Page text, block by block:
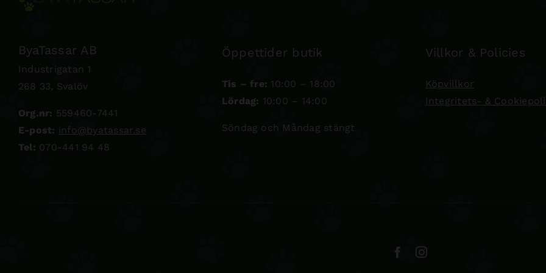
ByaTassar AB
Industrigatan 1
268 33, Svalöv
Org.nr: 559460-7441
E-post: info@byatassar.se
Tel: 070-441 94 48
Öppettider butik
Tis – fre: 10:00 – 18:00
Lördag: 10:00 – 14:00
Söndag och Måndag stängt
Villkor & Policies
Köpvillkor
Integritets- &